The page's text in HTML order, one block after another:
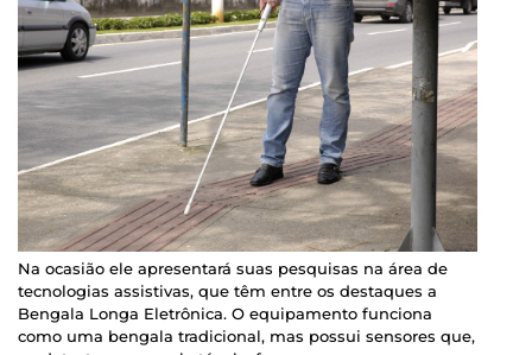
Na ocasião ele apresentará suas pesquisas na área de
tecnologias assistivas, que têm entre os destaques a
Bengala Longa Eletrônica. O equipamento funciona
como uma bengala tradicional, mas possui sensores que,